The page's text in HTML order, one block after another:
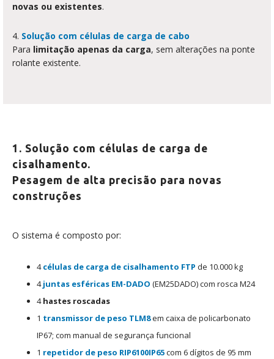
novas ou existentes.
4. Solução com células de carga de cabo
Para limitação apenas da carga, sem alterações na ponte
rolante existente.
1. Solução com células de carga de
cisalhamento.
Pesagem de alta precisão para novas
construções
O sistema é composto por:
4células de carga de cisalhamento FTP de 10.000 kg
4juntas esféricas EM-DADO (EM25DADO) com rosca M24
4hastes roscadas
1 transmissor de peso TLM8em caixa de policarbonato
IP67; com manual de segurança funcional
1 repetidor de peso RIP6100IP65com 6 dígitos de 95 mm